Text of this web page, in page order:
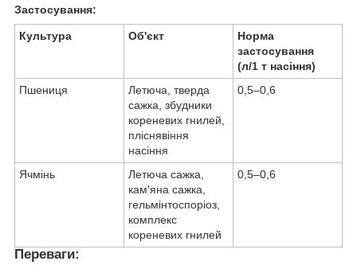
Застосування:
Культура Об'єкт
Норма
застосування
(л/1 т насіння)
Пшениця
Летюча, тверда
сажка, збудники
кореневих гнилей,
пліснявіння
насіння
0,5–0,6
Ячмінь
Летюча сажка,
кам'яна сажка,
гельмінтоспоріоз,
комплекс
кореневих гнилей
0,5–0,6
Переваги: